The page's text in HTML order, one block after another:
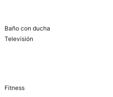
Baño con ducha
Televisión
Fitness